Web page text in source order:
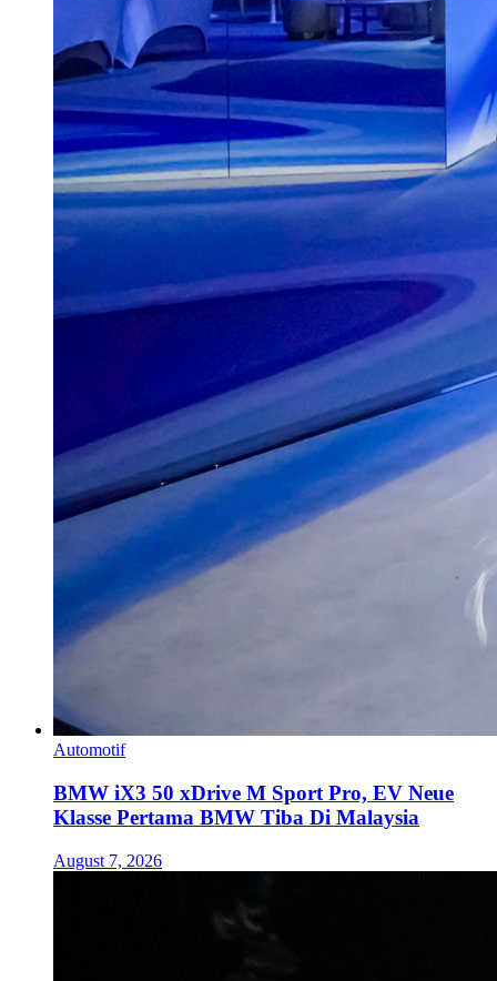
Automotif
BMW iX3 50 xDrive M Sport Pro, EV Neue
Klasse Pertama BMW Tiba Di Malaysia
August 7, 2026